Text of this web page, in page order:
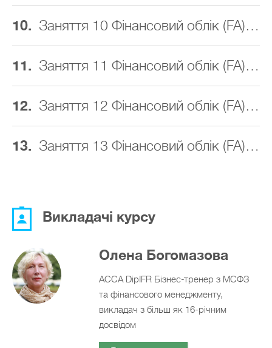
10. Заняття 10 Фінансовий облік (FA) ACCA
11. Заняття 11 Фінансовий облік (FA) ACCA
12. Заняття 12 Фінансовий облік (FA) ACCA
13. Заняття 13 Фінансовий облік (FA) ACCA
Викладачі курсу
Олена Богомазова
АССА DipIFR Бізнес-тренер з МСФЗ
та фінансового менеджменту,
викладач з більш як 16-річним
досвідом